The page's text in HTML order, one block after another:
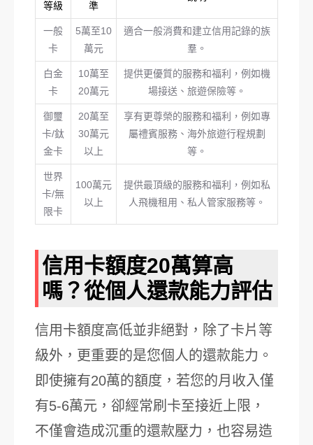
等級
準
一般
卡
5萬至10
萬元
適合一般消費和建立信用記錄的族
羣。
白金
卡
10萬至
20萬元
提供更優質的服務和福利，例如機
場接送、旅遊保險等。
御璽
卡/鈦
金卡
20萬至
30萬元
以上
享有更尊榮的服務和福利，例如專
屬禮賓服務、海外旅遊行程規劃
等。
世界
卡/無
限卡
100萬元
以上
提供最頂級的服務和福利，例如私
人飛機租用、私人管家服務等。
信用卡額度20萬算高
嗎？從個人還款能力評估
信用卡額度高低並非絕對，除了卡片等
級外，更重要的是您個人的還款能力。
即使擁有20萬的額度，若您的月收入僅
有5-6萬元，卻經常刷卡至接近上限，
不僅會造成沉重的還款壓力，也容易造